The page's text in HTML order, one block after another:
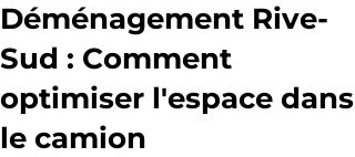
Déménagement Rive-
Sud : Comment
optimiser l'espace dans
le camion